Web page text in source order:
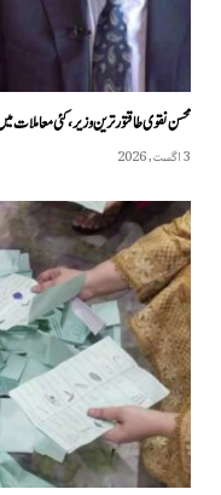
محسن نقوی طاقتور ترین وزیر، کئی
3 اگست, 2026